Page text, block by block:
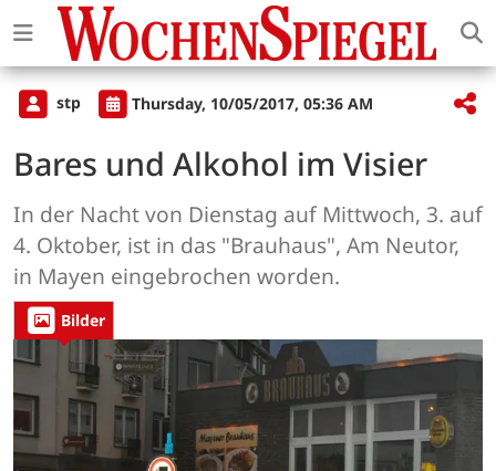
stp Thursday, 10/05/2017, 05:36 AM
Bares und Alkohol im Visier
In der Nacht von Dienstag auf Mittwoch, 3. auf
4. Oktober, ist in das "Brauhaus", Am Neutor,
in Mayen eingebrochen worden.
Bilder